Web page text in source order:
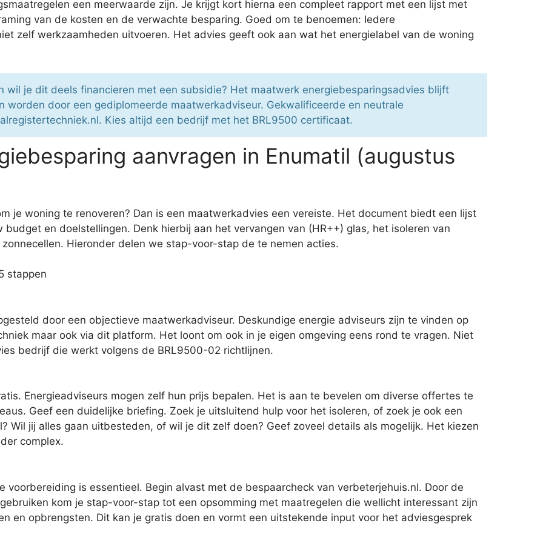
een meerwaarde zijn. Je krijgt kort hierna een compleet rapport met een lijst met
van de kosten en de verwachte besparing. Goed om te benoemen: Iedere
zelf werkzaamheden uitvoeren. Het advies geeft ook aan wat het energielabel van de woning
wil je dit deels financieren met een subsidie? Het maatwerk energiebesparingsadvies blijft
worden door een gediplomeerde maatwerkadviseur. Gekwalificeerde en neutrale
Kies altijd een bedrijf met het BRL9500 certificaat.
aanvragen in Enumatil (augustus
je woning te renoveren? Dan is een maatwerkadvies een vereiste. Het document biedt een lijst
en doelstellingen. Denk hierbij aan het vervangen van (HR++) glas, het isoleren van
Hieronder delen we stap-voor-stap de te nemen acties.
stappen
door een objectieve maatwerkadviseur. Deskundige energie adviseurs zijn te vinden op
maar ook via dit platform. Het loont om ook in je eigen omgeving eens rond te vragen. Niet
bedrijf die werkt volgens de BRL9500-02 richtlijnen.
Energieadviseurs mogen zelf hun prijs bepalen. Het is aan te bevelen om diverse offertes te
Geef een duidelijke briefing. Zoek je uitsluitend hulp voor het isoleren, of zoek je ook een
Wil jij alles gaan uitbesteden, of wil je dit zelf doen? Geef zoveel details als mogelijk. Het kiezen
complex.
voorbereiding is essentieel. Begin alvast met de bespaarcheck van verbeterjehuis.nl. Door de
kom je stap-voor-stap tot een opsomming met maatregelen die wellicht interessant zijn
en opbrengsten. Dit kan je gratis doen en vormt een uitstekende input voor het adviesgesprek